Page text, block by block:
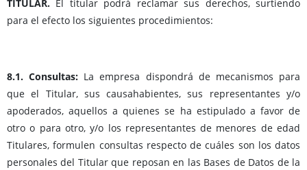
TITULAR. El titular podrá reclamar sus derechos, surtiendo
para el efecto los siguientes procedimientos:
8.1. Consultas: La empresa dispondrá de mecanismos para
que el Titular, sus causahabientes, sus representantes y/o
apoderados, aquellos a quienes se ha estipulado a favor de
otro o para otro, y/o los representantes de menores de edad
Titulares, formulen consultas respecto de cuáles son los datos
personales del Titular que reposan en las Bases de Datos de la